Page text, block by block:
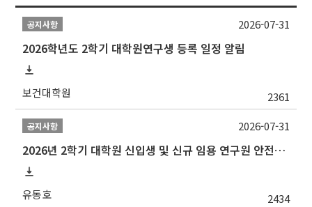
공지사항
2026학년도 2학기 대학원연구생 등록 일정 알림
보건대학원 2361
2026-07-31
공지사항
2026년 2학기 대학원 신입생 및 신규 임용 연구원 안전환경교육(신규교육) 실시 안내
유동호 2434
2026-07-31